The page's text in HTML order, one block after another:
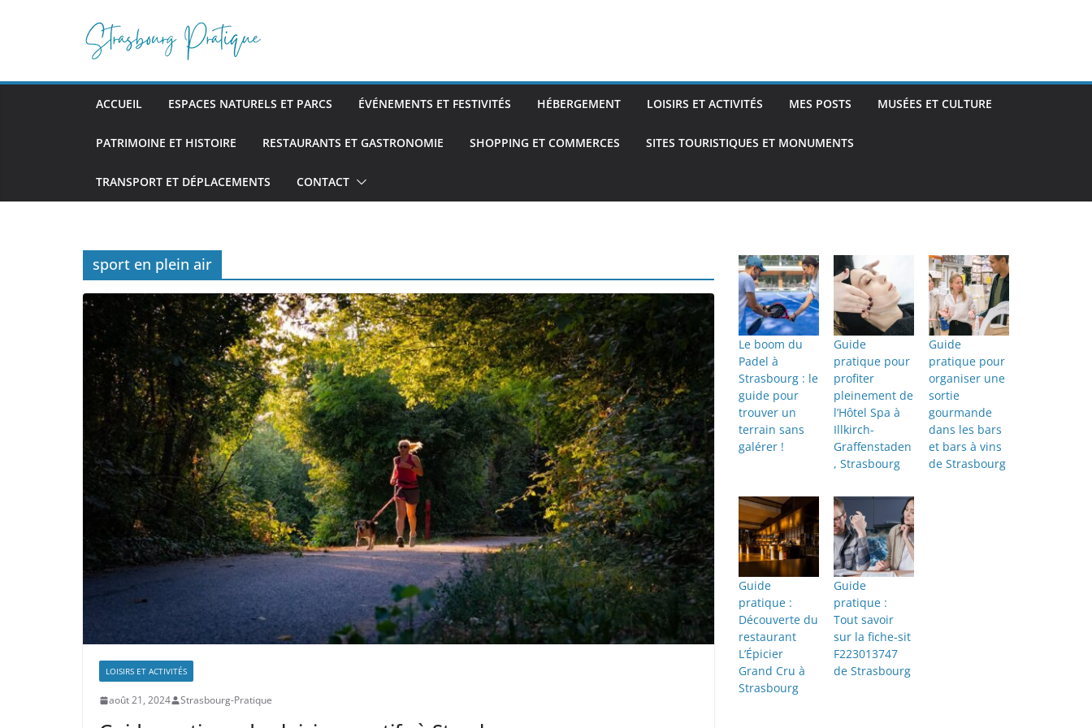
ACCUEIL ESPACES NATURELS ET PARCS ÉVÉNEMENTS ET FESTIVITÉS HÉBERGEMENT LOISIRS ET ACTIVITÉS MES POSTS MUSÉES ET CULTURE
PATRIMOINE ET HISTOIRE RESTAURANTS ET GASTRONOMIE SHOPPING ET COMMERCES SITES TOURISTIQUES ET MONUMENTS
TRANSPORT ET DÉPLACEMENTS CONTACT
sport en plein air
LOISIRS ET ACTIVITÉS
août 21, 2024 Strasbourg-Pratique
Le boom du
Padel à
Strasbourg : le
guide pour
trouver un
terrain sans
galérer !
Guide
pratique pour
profiter
pleinement de
l’Hôtel Spa à
Illkirch-
Graffenstaden
, Strasbourg
Guide
pratique pour
organiser une
sortie
gourmande
dans les bars
et bars à vins
de Strasbourg
Guide
pratique :
Découverte du
restaurant
L’Épicier
Grand Cru à
Strasbourg
Guide
pratique :
Tout savoir
sur la fiche-sit
F223013747
de Strasbourg